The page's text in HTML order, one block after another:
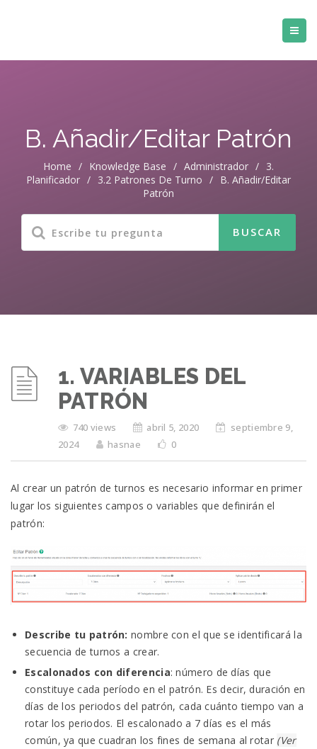
B. Añadir/Editar Patrón
Home / Knowledge Base / Administrador / 3.
Planificador / 3.2 Patrones De Turno / B. Añadir/Editar
Patrón
1. VARIABLES DEL
PATRÓN
740 views abril 5, 2020
septiembre 9,
2024
hasnae 0
Al crear un patrón de turnos es necesario informar en primer
lugar los siguientes campos o variables que definirán el
patrón:
Describe tu patrón: nombre con el que se identificará la
secuencia de turnos a crear.
Escalonados con diferencia: número de días que
constituye cada período en el patrón. Es decir, duración en
días de los periodos del patrón, cada cuánto tiempo van a
rotar los periodos. El escalonado a 7 días es el más
común, ya que cuadran los fines de semana al rotar (Ver